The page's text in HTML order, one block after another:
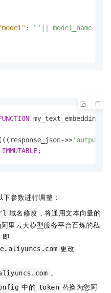
"'|| model_name ||'"
>>'output'
IMMUTABLE;
参数进行调整：
域名修改，将通用文本向量的
里云大模型服务平台百炼的私
即
更改
。
中的 token 替换为您阿